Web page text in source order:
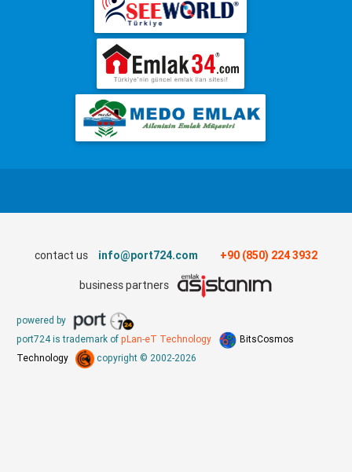
contact us info@port724.com +90 (850) 224 3932
business partners
powered by
port724 is trademark of pLan-eT Technology
BitsCosmos
Technology
copyright © 2002-2026